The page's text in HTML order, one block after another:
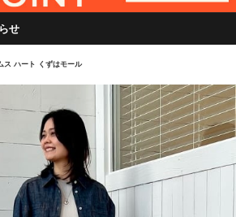
せ
ス ハート くずはモール